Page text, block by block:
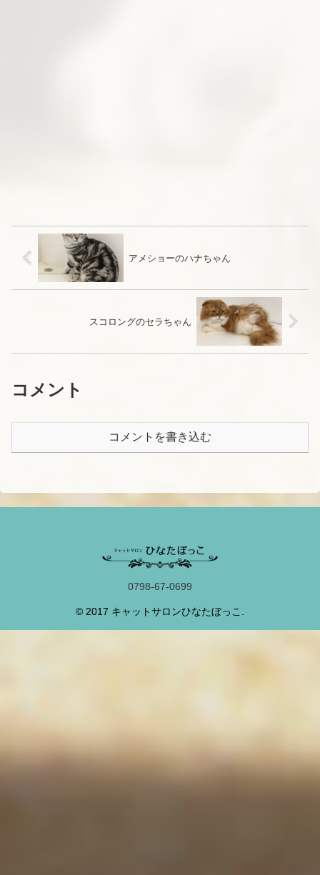
アメショーのハナちゃん
スコロングのセラちゃん
コメント
コメントを書き込む
0798-67-0699
© 2017 キャットサロンひなたぼっこ.